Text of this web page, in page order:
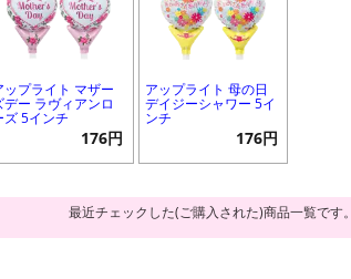
ップライト マザー
デー ラヴィアンロ
ズ 5インチ
176円
アップライト 母の日
デイジーシャワー 5イ
ンチ
176円
最近チェックした(ご購入された)商品一覧です。